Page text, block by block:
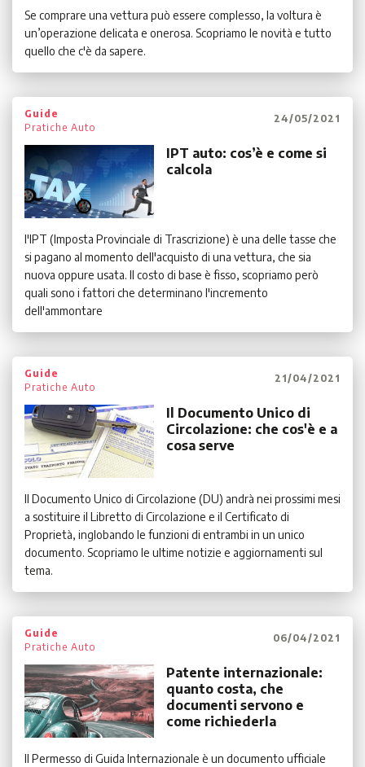
Se comprare una vettura può essere complesso, la voltura è
un’operazione delicata e onerosa. Scopriamo le novità e tutto
quello che c'è da sapere.
Guide
Pratiche Auto
24/05/2021
IPT auto: cos’è e come si
calcola
l'IPT (Imposta Provinciale di Trascrizione) è una delle tasse che
si pagano al momento dell'acquisto di una vettura, che sia
nuova oppure usata. Il costo di base è fisso, scopriamo però
quali sono i fattori che determinano l'incremento
dell'ammontare
Guide
Pratiche Auto
21/04/2021
Il Documento Unico di
Circolazione: che cos'è e a
cosa serve
Il Documento Unico di Circolazione (DU) andrà nei prossimi mesi
a sostituire il Libretto di Circolazione e il Certificato di
Proprietà, inglobando le funzioni di entrambi in un unico
documento. Scopriamo le ultime notizie e aggiornamenti sul
tema.
Guide
Pratiche Auto
06/04/2021
Patente internazionale:
quanto costa, che
documenti servono e
come richiederla
Il Permesso di Guida Internazionale è un documento ufficiale